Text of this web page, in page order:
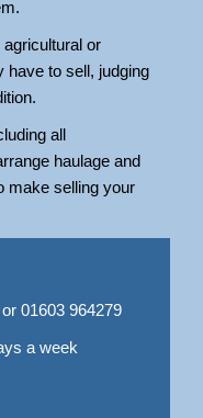
or
have to sell, judging
all
haulage and
make selling your
01603 964279
a week